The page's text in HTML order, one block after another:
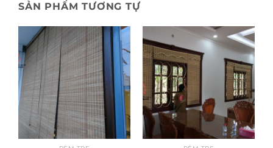
SẢN PHẨM TƯƠNG TỰ